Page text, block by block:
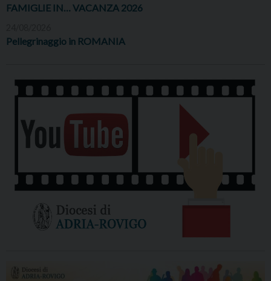
FAMIGLIE IN… VACANZA 2026
Pellegrinaggio in ROMANIA